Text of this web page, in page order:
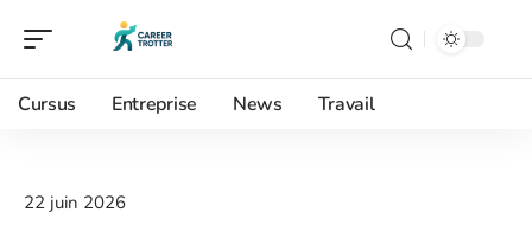
Cursus Entreprise News Travail
22 juin 2026